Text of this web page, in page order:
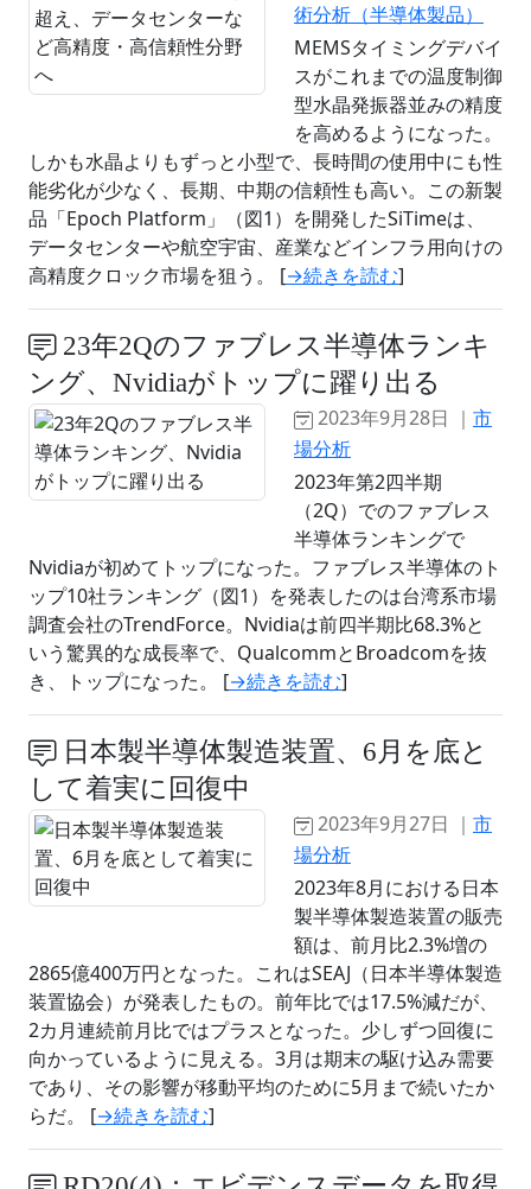
術分析（半導体製品）
MEMSタイミングデバイ
スがこれまでの温度制御
型水晶発振器並みの精度
を高めるようになった。
しかも水晶よりもずっと小型で、長時間の使用中にも性
能劣化が少なく、長期、中期の信頼性も高い。この新製
品「Epoch Platform」（図1）を開発したSiTimeは、
データセンターや航空宇宙、産業などインフラ用向けの
高精度クロック市場を狙う。 [→続きを読む]
23年2Qのファブレス半導体ランキ
ング、Nvidiaがトップに躍り出る
2023年9月28日 ｜ 市
場分析
2023年第2四半期
（2Q）でのファブレス
半導体ランキングで
Nvidiaが初めてトップになった。ファブレス半導体のト
ップ10社ランキング（図1）を発表したのは台湾系市場
調査会社のTrendForce。Nvidiaは前四半期比68.3%と
いう驚異的な成長率で、QualcommとBroadcomを抜
き、トップになった。 [→続きを読む]
日本製半導体製造装置、6月を底と
して着実に回復中
2023年9月27日 ｜ 市
場分析
2023年8月における日本
製半導体製造装置の販売
額は、前月比2.3%増の
2865億400万円となった。これはSEAJ（日本半導体製造
装置協会）が発表したもの。前年比では17.5%減だが、
2カ月連続前月比ではプラスとなった。少しずつ回復に
向かっているように見える。3月は期末の駆け込み需要
であり、その影響が移動平均のために5月まで続いたか
らだ。 [→続きを読む]